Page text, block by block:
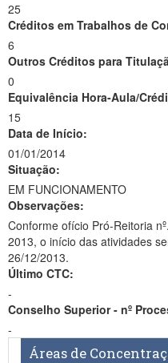
25
Créditos em Trabalhos de
6
Outros Créditos para
0
Equivalência Hora-Aula/
15
Data de Início:
01/01/2014
Situação:
EM FUNCIONAMENTO
Observações:
Conforme ofício Pró-Reitoria
2013, o início das atividades será em março de 2014.
26/12/2013.
Último CTC:
-
Conselho Superior - nº
-
Áreas de